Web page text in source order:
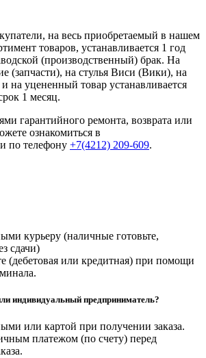
на весь приобретаемый в нашем
товаров, устанавливается 1 год
(производственный) брак. На
(запчасти), на стулья Виси (Вики), на
на уцененный товар устанавливается
1 месяц.
гарантийного ремонта, возврата или
ознакомиться в
по телефону +7(4212) 209-609.
курьеру (наличные готовьте,
сдачи)
(дебетовая или кредитная) при помощи
индивидуальный предприниматель?
или картой при получении заказа.
платежом (по счету) перед